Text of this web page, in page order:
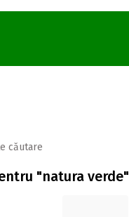
căutare
"natura verde"